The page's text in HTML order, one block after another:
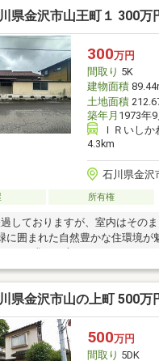
県金沢市山王町１ 300万
300万円
間取り 5K
建物面積
土地面積
築年月 1973年
ＩＲいし
4.3km
石川県金沢
所有権
しておりますが、室内はその
に囲まれた自然豊かな住環境が
です。広縁でゆっくりとくつ
を育てるなど、自然を感じる
ょうか♪売主契約不適合責任免
事項有り
県金沢市山の上町 500万
500万円
間取り 5DK